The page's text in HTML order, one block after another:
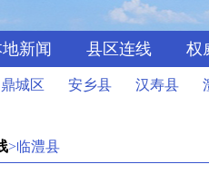
新闻 县区连线 权
鼎城区 安乡县 汉寿县
>临澧县